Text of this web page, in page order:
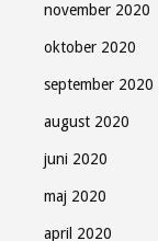
november 2020
oktober 2020
september 2020
august 2020
juni 2020
maj 2020
april 2020